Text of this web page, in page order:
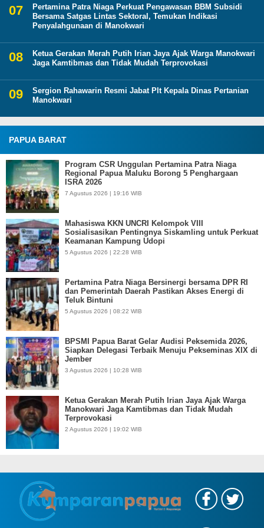
Pertamina Patra Niaga Perkuat Pengawasan BBM Subsidi
Bersama Satgas Lintas Sektoral, Temukan Indikasi
Penyalahgunaan di Manokwari
Ketua Gerakan Merah Putih Irian Jaya Ajak Warga Manokwari
Jaga Kamtibmas dan Tidak Mudah Terprovokasi
Sergion Rahawarin Resmi Jabat Plt Kepala Dinas Pertanian
Manokwari
PAPUA BARAT
Program CSR Unggulan Pertamina Patra Niaga
Regional Papua Maluku Borong 5 Penghargaan
ISRA 2026
7 Agustus 2026 | 19:16 WIB
Mahasiswa KKN UNCRI Kelompok VIII
Sosialisasikan Pentingnya Siskamling untuk Perkuat
Keamanan Kampung Udopi
5 Agustus 2026 | 22:28 WIB
Pertamina Patra Niaga Bersinergi bersama DPR RI
dan Pemerintah Daerah Pastikan Akses Energi di
Teluk Bintuni
5 Agustus 2026 | 08:22 WIB
BPSMI Papua Barat Gelar Audisi Peksemida 2026,
Siapkan Delegasi Terbaik Menuju Pekseminas XIX di
Jember
3 Agustus 2026 | 10:28 WIB
Ketua Gerakan Merah Putih Irian Jaya Ajak Warga
Manokwari Jaga Kamtibmas dan Tidak Mudah
Terprovokasi
2 Agustus 2026 | 19:02 WIB